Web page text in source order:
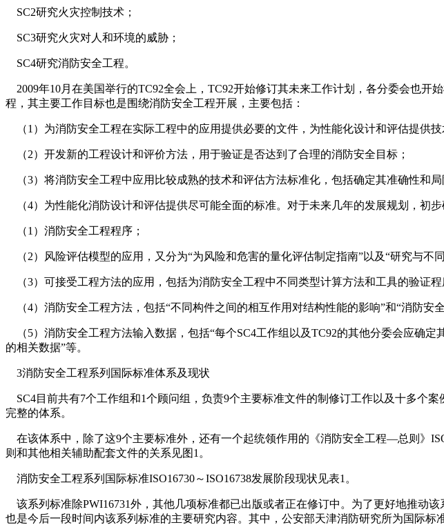
SC2研究火灾控制技术；
SC3研究火灾对人和环境的威胁；
SC4研究消防安全工程。
2009年10月在美国举行的TC92全会上，TC92开始修订其未来工作计划，各分委会也开
程，其主要工作目标也是围绕消防安全工程开展，主要包括：
（1）为消防安全工程在实际工程中的应用提供必要的文件，为性能化设计和评估提供技
（2）开发新的工程设计和评价方法，用于验证是否达到了合理的消防安全目标；
（3）将消防安全工程中应用比较成熟的技术和评估方法标准化，包括确定其准确性和局
（4）为性能化消防设计和评估提供尽可能全面的标准。对于未来几年的发展规划，初步
（1）消防安全工程程序；
（2）风险评估模型的应用，又分为“为风险和危害的量化评估制定指南”以及“研究与不
（3）可接受工程方法的应用，包括为消防安全工程中不同类型计算方法和工具的验证程
（4）消防安全工程方法，包括“不同构件之间的相互作用对结构性能的影响”和“消防
（5）消防安全工程方法输入数据，包括“每个SC4工作组以及TC92的其他分委会应确
的相关数据”等。
3消防安全工程系列国际标准体系及现状
SC4目前共有7个工作组和1个顾问组，负责9个主要标准文件的制修订工作以及十多个
完整的体系。
在该体系中，除了这9个主要标准外，还有一个起统领作用的《消防安全工程—总则》
则和其他相关辅助配套文件的关系见图1。
消防安全工程系列国际标准ISO16730～ISO16738发展阶段现状见表1。
该系列标准除PWI16731外，其他几项标准都已出版或者正在修订中。为了更好地推动
也是今后一段时间内该系列标准的主要研究内容。其中，公安部天津消防研究所为国际